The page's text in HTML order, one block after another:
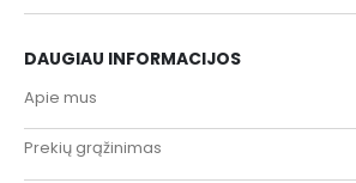
DAUGIAU INFORMACIJOS
Apie mus
Prekių grąžinimas